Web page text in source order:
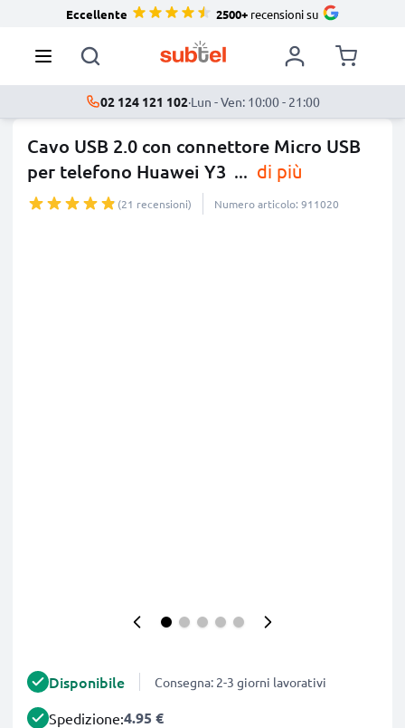
Eccellente 2500+recensioni su
02 124 121 102·Lun - Ven: 10:00 - 21:00
Cavo USB 2.0 con connettore Micro USB
per telefono Huawei Y3 ... di più
(21 recensioni) Numero articolo: 911020
Disponibile Consegna: 2-3 giorni lavorativi
Spedizione:4.95 €